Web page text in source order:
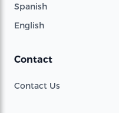
Spanish
English
Contact
Contact Us